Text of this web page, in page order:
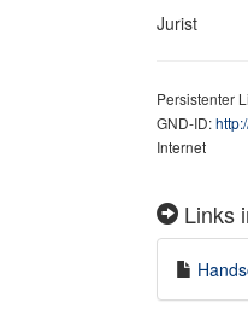
Jurist
Persistenter
GND-ID:
Internet
Links